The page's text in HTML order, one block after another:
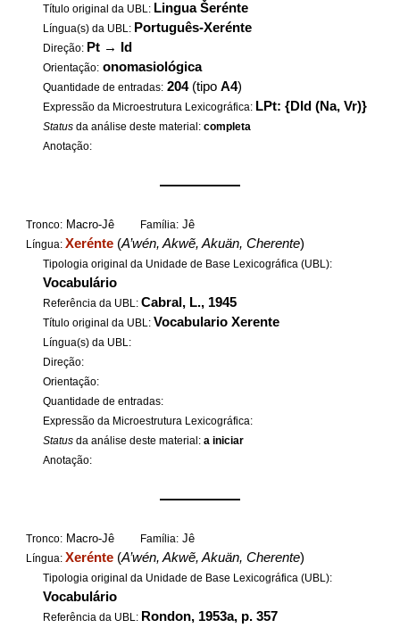
Título original da UBL: Lingua Šerénte
Língua(s) da UBL: Português-Xerénte
Direção: Pt → Id
Orientação: onomasiológica
Quantidade de entradas: 204(tipoA4)
Expressão da Microestrutura Lexicográfica: LPt: {DId (Na, Vr)}
Status da análise deste material:completa
Anotação:
——————
Tronco: Macro-Jê Família: Jê
Língua:Xerénte (A’wén, Akwẽ, Akuän, Cherente)
Tipologia original da Unidade de Base Lexicográfica (UBL):
Vocabulário
Referência da UBL:Cabral, L., 1945
Título original da UBL: Vocabulario Xerente
Língua(s) da UBL:
Direção:
Orientação:
Quantidade de entradas:
Expressão da Microestrutura Lexicográfica:
Status da análise deste material:a iniciar
Anotação:
——————
Tronco: Macro-Jê Família: Jê
Língua:Xerénte (A’wén, Akwẽ, Akuän, Cherente)
Tipologia original da Unidade de Base Lexicográfica (UBL):
Vocabulário
Referência da UBL: Rondon, 1953a, p. 357